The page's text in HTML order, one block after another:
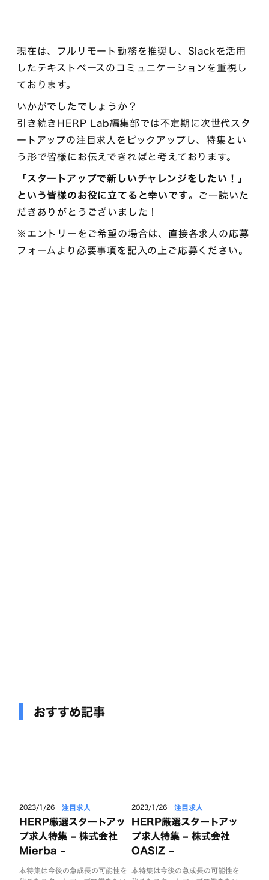
現在は、フルリモート勤務を推奨し、Slackを活用
したテキストベースのコミュニケーションを重視し
ております。
いかがでしたでしょうか？
引き続きHERP Lab編集部では不定期に次世代スタ
ートアップの注目求人をピックアップし、特集とい
う形で皆様にお伝えできればと考えております。
「スタートアップで新しいチャレンジをしたい！」
という皆様のお役に立てると幸いです。ご一読いた
だきありがとうございました！
※エントリーをご希望の場合は、直接各求人の応募
フォームより必要事項を記入の上ご応募ください。
おすすめ記事
2023/1/26 注目求人
HERP厳選スタートアッ
プ求人特集 – 株式会社
Mierba –
本特集は今後の急成長の可能性を
2023/1/26 注目求人
HERP厳選スタートアッ
プ求人特集 – 株式会社
OASIZ –
本特集は今後の急成長の可能性を